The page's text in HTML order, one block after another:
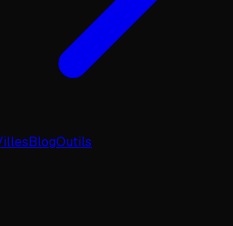
BlogOutils